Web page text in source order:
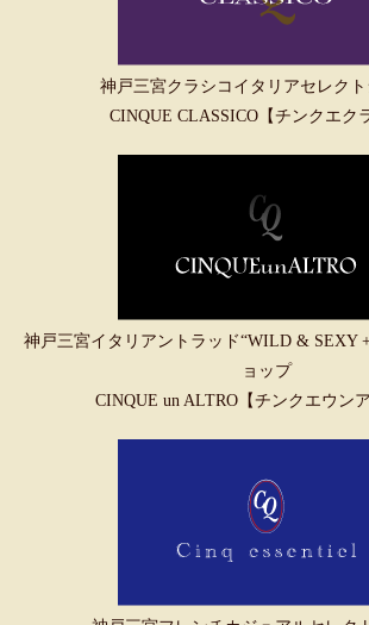
神戸三宮クラシコイタリアセレク
CINQUE CLASSICO【チンクエク
神戸三宮イタリアントラッド“WILD & SEXY
ョップ
CINQUE un ALTRO【チンクエウン